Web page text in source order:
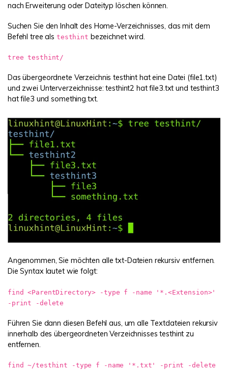
nach Erweiterung oder Dateityp löschen können.
Suchen Sie den Inhalt des Home-Verzeichnisses, das mit dem
Befehl tree als testhint bezeichnet wird.
tree testhint/
Das übergeordnete Verzeichnis testhint hat eine Datei (file1.txt)
und zwei Unterverzeichnisse: testhint2 hat file3.txt und testhint3
hat file3 und something.txt.
Angenommen, Sie möchten alle txt-Dateien rekursiv entfernen.
Die Syntax lautet wie folgt:
find <ParentDirectory> -type f -name '*.<Extension>'
-print -delete
Führen Sie dann diesen Befehl aus, um alle Textdateien rekursiv
innerhalb des übergeordneten Verzeichnisses testhint zu
entfernen.
find ~/testhint -type f -name '*.txt' -print -delete